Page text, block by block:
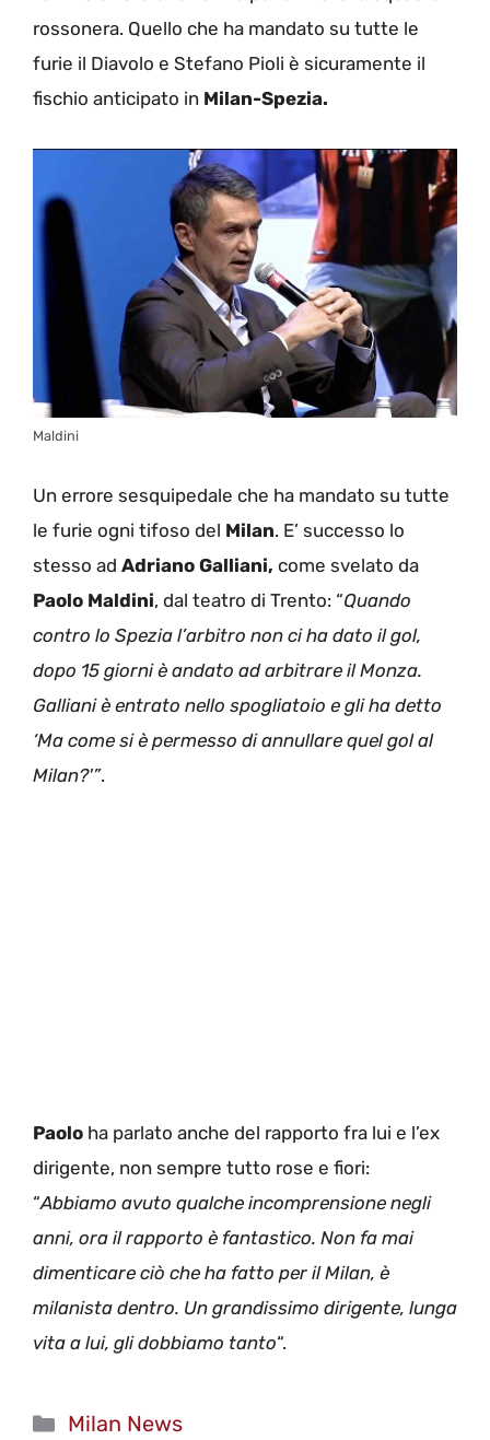
rossonera. Quello che ha mandato su tutte le
furie il Diavolo e Stefano Pioli è sicuramente il
fischio anticipato in Milan-Spezia.
Maldini
Un errore sesquipedale che ha mandato su tutte
le furie ogni tifoso del Milan. E’ successo lo
stesso ad Adriano Galliani, come svelato da
Paolo Maldini, dal teatro di Trento: “Quando
contro lo Spezia l’arbitro non ci ha dato il gol,
dopo 15 giorni è andato ad arbitrare il Monza.
Galliani è entrato nello spogliatoio e gli ha detto
‘Ma come si è permesso di annullare quel gol al
Milan?'”.
Paolo ha parlato anche del rapporto fra lui e l’ex
dirigente, non sempre tutto rose e fiori:
“Abbiamo avuto qualche incomprensione negli
anni, ora il rapporto è fantastico. Non fa mai
dimenticare ciò che ha fatto per il Milan, è
milanista dentro. Un grandissimo dirigente, lunga
vita a lui, gli dobbiamo tanto“.
Categorie
Milan News